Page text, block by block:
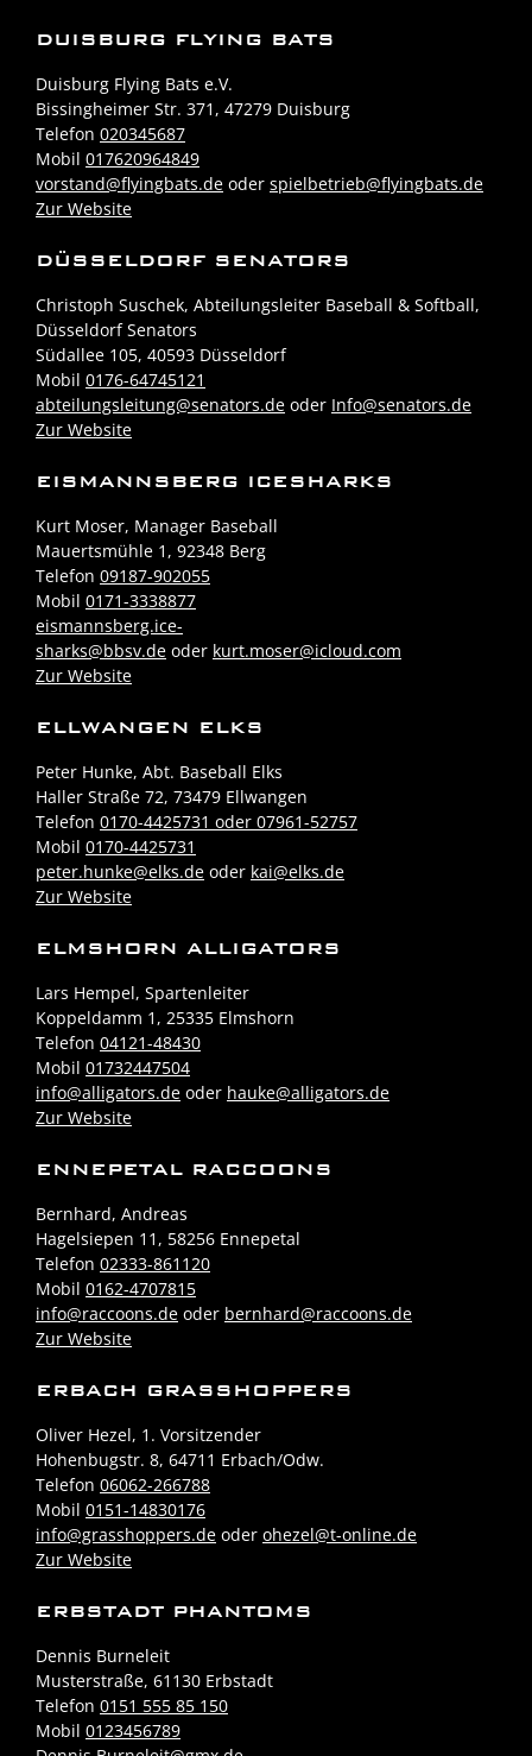
DUISBURG FLYING BATS
Duisburg Flying Bats e.V.
Bissingheimer Str. 371, 47279 Duisburg
Telefon 020345687
Mobil 017620964849
vorstand@flyingbats.de oder spielbetrieb@flyingbats.de
Zur Website
DÜSSELDORF SENATORS
Christoph Suschek, Abteilungsleiter Baseball & Softball,
Düsseldorf Senators
Südallee 105, 40593 Düsseldorf
Mobil 0176-64745121
abteilungsleitung@senators.de oder Info@senators.de
Zur Website
EISMANNSBERG ICESHARKS
Kurt Moser, Manager Baseball
Mauertsmühle 1, 92348 Berg
Telefon 09187-902055
Mobil 0171-3338877
eismannsberg.ice-
sharks@bbsv.de oder kurt.moser@icloud.com
Zur Website
ELLWANGEN ELKS
Peter Hunke, Abt. Baseball Elks
Haller Straße 72, 73479 Ellwangen
Telefon 0170-4425731 oder 07961-52757
Mobil 0170-4425731
peter.hunke@elks.de oder kai@elks.de
Zur Website
ELMSHORN ALLIGATORS
Lars Hempel, Spartenleiter
Koppeldamm 1, 25335 Elmshorn
Telefon 04121-48430
Mobil 01732447504
info@alligators.de oder hauke@alligators.de
Zur Website
ENNEPETAL RACCOONS
Bernhard, Andreas
Hagelsiepen 11, 58256 Ennepetal
Telefon 02333-861120
Mobil 0162-4707815
info@raccoons.de oder bernhard@raccoons.de
Zur Website
ERBACH GRASSHOPPERS
Oliver Hezel, 1. Vorsitzender
Hohenbugstr. 8, 64711 Erbach/Odw.
Telefon 06062-266788
Mobil 0151-14830176
info@grasshoppers.de oder ohezel@t-online.de
Zur Website
ERBSTADT PHANTOMS
Dennis Burneleit
Musterstraße, 61130 Erbstadt
Telefon 0151 555 85 150
Mobil 0123456789